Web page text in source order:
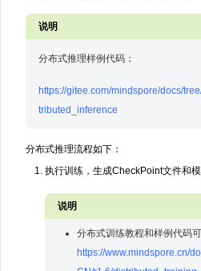
分布式推理样例代码：
https://gitee.com/mindspore/docs/
tributed_inference
分布式推理流程如下：
执行训练，生成CheckPoint文件和模
分布式训练教程和样例代码
https://www.mindspore.cn/